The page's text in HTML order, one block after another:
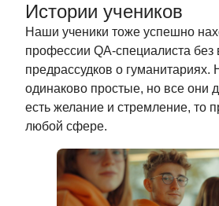
Истории учеников
Наши ученики тоже успешно
профессии QA-специалиста без
предрассудков о гуманитариях.
одинаково простые, но все они
есть желание и стремление, то
любой сфере.